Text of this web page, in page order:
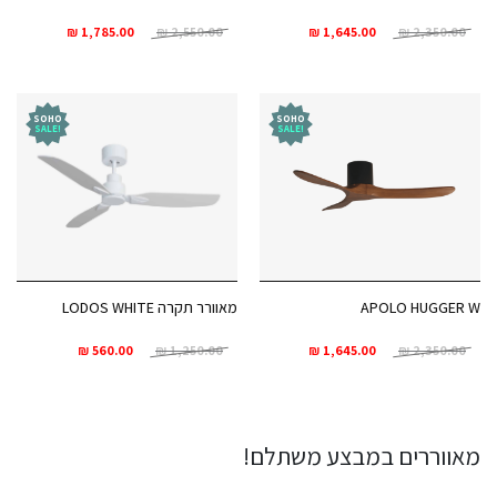
2,350.00
₪
1,645.00
₪
2,550.00
₪
1,785.00
₪
SOHO
!SALE
APOLO HUGGER W
2,350.00
₪
1,645.00
₪
SOHO
!SALE
מאוורר תקרה LODOS WHITE
1,250.00
₪
560.00
₪
מאווררים במבצע משתלם!